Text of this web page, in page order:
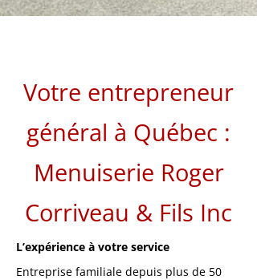
Votre entrepreneur
général à Québec :
Menuiserie Roger
Corriveau & Fils Inc
L’expérience à votre service
Entreprise familiale depuis plus de 50